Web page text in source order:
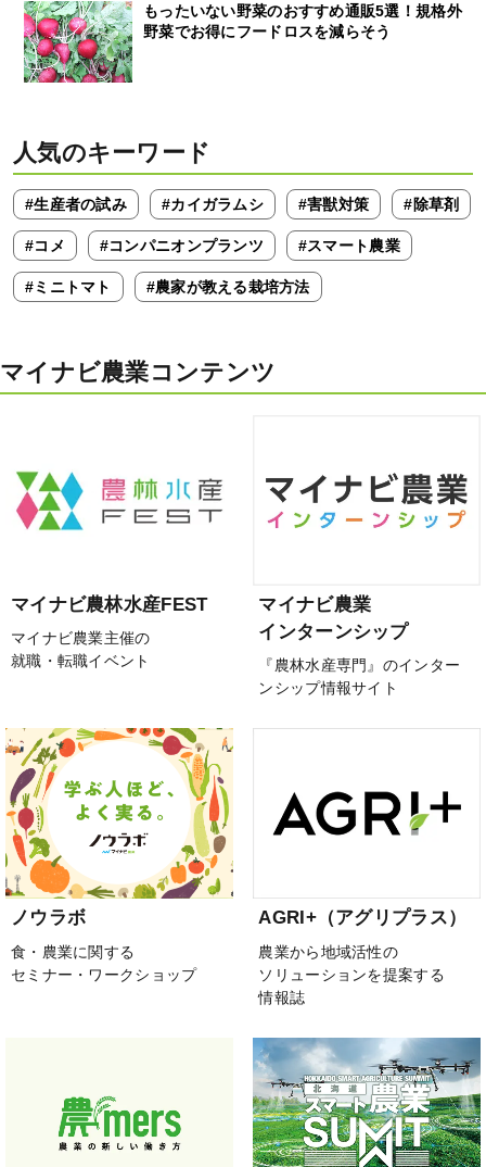
もったいない野菜のおすすめ通販5選！規格外
野菜でお得にフードロスを減らそう
人気のキーワード
#生産者の試み #カイガラムシ #害獣対策 #除草剤
#コメ #コンパニオンプランツ #スマート農業
#ミニトマト #農家が教える栽培方法
マイナビ農業コンテンツ
マイナビ農林水産FEST
マイナビ農業主催の
就職・転職イベント
マイナビ農業
インターンシップ
『農林水産専門』のインター
ンシップ情報サイト
ノウラボ
食・農業に関する
セミナー・ワークショップ
AGRI+（アグリプラス）
農業から地域活性の
ソリューションを提案する
情報誌